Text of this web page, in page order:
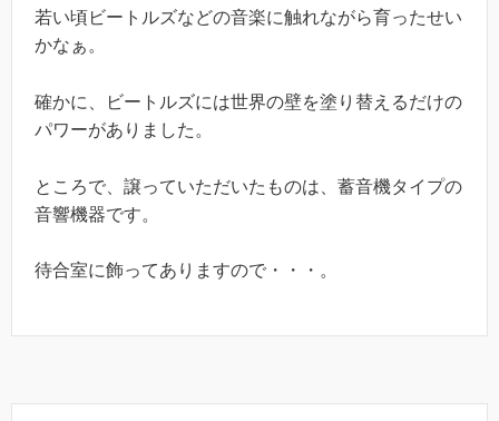
若い頃ビートルズなどの音楽に触れながら育ったせい
かなぁ。
確かに、ビートルズには世界の壁を塗り替えるだけの
パワーがありました。
ところで、譲っていただいたものは、蓄音機タイプの
音響機器です。
待合室に飾ってありますので・・・。